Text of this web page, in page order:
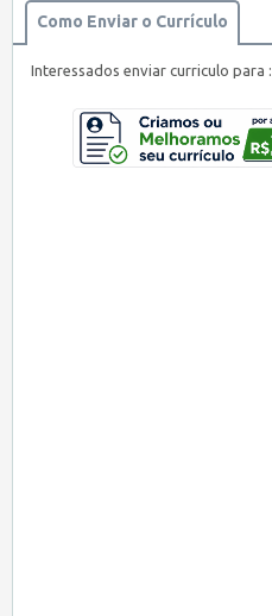
Como Enviar o Currículo
Interessados enviar curriculo para :